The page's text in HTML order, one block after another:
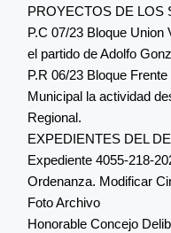
PROYECTOS DE LOS
P.C 07/23 Bloque
el partido de Adolfo
P.R 06/23 Bloque
Municipal la actividad
Regional.
EXPEDIENTES DEL
Expediente 4055-218-
Ordenanza. Modificar
Foto Archivo
Honorable Concejo